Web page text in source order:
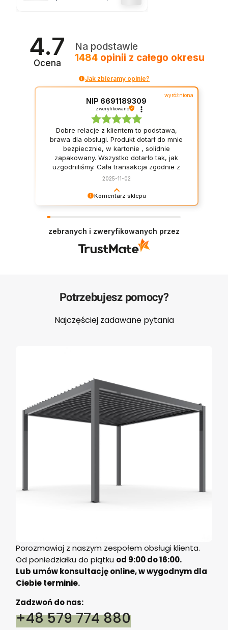
NIANY
CH
NAPA
DLA 6
4.7
Ocena
Na podstawie
1484 opinii z całego okresu
Jak zbieramy opinie?
Komentarz sklepu
Zespół Majowo
wyróżniona
NIP 6691189309
zweryfikowano
Dobre relacje z klientem to podstawa,
brawa dla obsługi. Produkt dotarł do mnie
bezpiecznie, w kartonie , solidnie
zapakowany. Wszystko dotarło tak, jak
uzgodniliśmy. Cała transakcja zgodnie z
opisem. Rewelacja. Szybkość, rzetelność i
2025-11-02
zebranych i zweryfikowanych przez
Potrzebujesz pomocy?
Najczęściej zadawane pytania
Porozmawiaj z naszym zespołem obsługi klienta.
Od poniedziałku do piątku od 9:00 do 16:00.
Lub umów konsultację online, w wygodnym dla
Ciebie terminie.
Zadzwoń do nas:
+48 579 774 880